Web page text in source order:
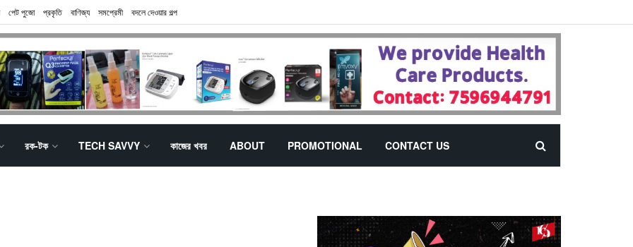
পেট পুজো প্রকৃতি বাণিজ্য সমপ্রেমী বদলে দেওয়ার গল্প
রক-টক TECH SAVVY কাজের খবর ABOUT PROMOTIONAL CONTACT US